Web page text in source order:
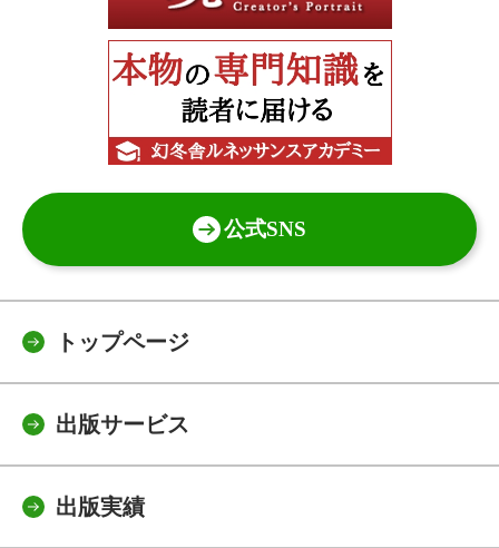
公式SNS
トップページ
出版サービス
出版実績